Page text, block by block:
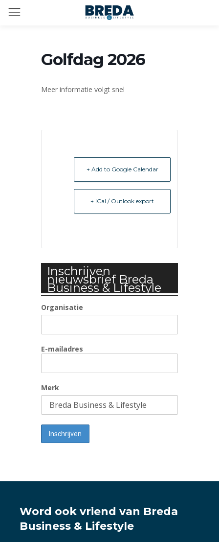
Golfdag 2026
Meer informatie volgt snel
+ Add to Google Calendar
+ iCal / Outlook export
Inschrijven
nieuwsbrief Breda
Business & Lifestyle
Organisatie
E-mailadres
Merk
Word ook vriend van Breda
Business & Lifestyle